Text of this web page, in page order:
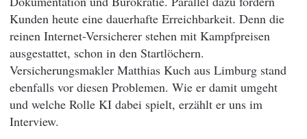
Kunden heute eine dauerhafte Erreichbarkeit. Denn die
reinen Internet-Versicherer stehen mit Kampfpreisen
ausgestattet, schon in den Startlöchern.
Versicherungsmakler Matthias Kuch aus Limburg stand
ebenfalls vor diesen Problemen. Wie er damit umgeht
und welche Rolle KI dabei spielt, erzählt er uns im
Interview.